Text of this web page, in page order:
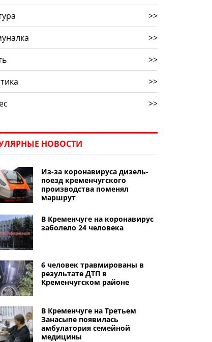
>>
>>
>>
>>
>>
НОВОСТИ
Из-за коронавируса дизель-
поезд кременчугского
производства поменял
маршрут
В Кременчуге на коронавирус
заболело 24 человека
6 человек травмированы в
результате ДТП в
Кременчугском районе
В Кременчуге на Третьем
Занасыпе появилась
амбулатория семейной
медицины